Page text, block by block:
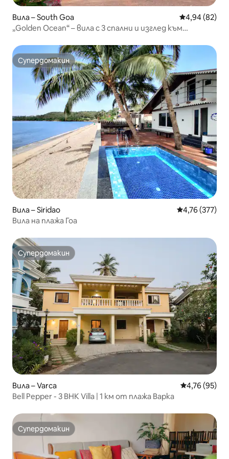
Вила – South Goa Средна
4,94 (82)
„Golden Ocean“ – вила с 3 спални и изглед към
Супердомакин
Супердомакин
Вила – Siridao Средна
4,76 (377)
Вила на плажа Гоа
Супердомакин
Супердомакин
Вила – Varca Средна
4,76 (95)
Bell Pepper - 3 BHK Villa | 1 км от плажа Варка
Супердомакин
Супердомакин